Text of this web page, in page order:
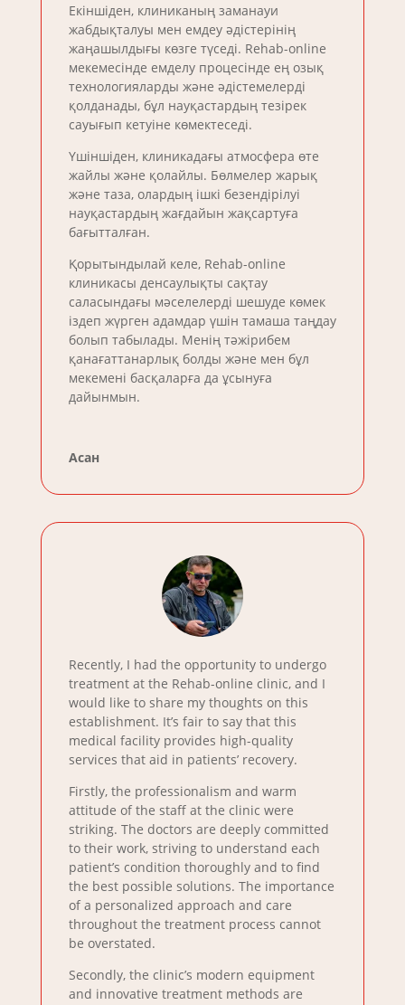
Екіншіден, клиниканың заманауи
жабдықталуы мен емдеу әдістерінің
жаңашылдығы көзге түседі. Rehab-online
мекемесінде емделу процесінде ең озық
технологияларды және әдістемелерді
қолданады, бұл науқастардың тезірек
сауығып кетуіне көмектеседі.
Үшіншіден, клиникадағы атмосфера өте
жайлы және қолайлы. Бөлмелер жарық
және таза, олардың ішкі безендірілуі
науқастардың жағдайын жақсартуға
бағытталған.
Қорытындылай келе, Rehab-online
клиникасы денсаулықты сақтау
саласындағы мәселелерді шешуде көмек
іздеп жүрген адамдар үшін тамаша таңдау
болып табылады. Менің тәжірибем
қанағаттанарлық болды және мен бұл
мекемені басқаларға да ұсынуға
дайынмын.
Асан
Recently, I had the opportunity to undergo
treatment at the Rehab-online clinic, and I
would like to share my thoughts on this
establishment. It’s fair to say that this
medical facility provides high-quality
services that aid in patients’ recovery.
Firstly, the professionalism and warm
attitude of the staff at the clinic were
striking. The doctors are deeply committed
to their work, striving to understand each
patient’s condition thoroughly and to find
the best possible solutions. The importance
of a personalized approach and care
throughout the treatment process cannot
be overstated.
Secondly, the clinic’s modern equipment
and innovative treatment methods are